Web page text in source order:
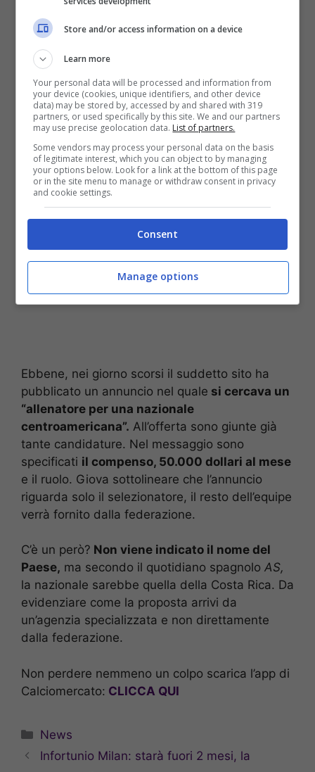
In sostanza, nessuno si avvicina alla panchina
dei Ticos. Per ovviare a questa situazione, la
federazione sta ricorrendo ad ogni mezzo,
l’avvento dei social in tal senso rappresenta
una novità importante.Un esempio arriva dal
portale spagnolo ‘FutbolJobs‘ , abituato a
mondo del calcio.
Ebbene, nei giorno scorsi il suddetto sito ha
pubblicato un annuncio nel quale si cercava un
“allenatore per una nazionale
centroamericana”. All’offerta sono giunte già
tante candidature. Nel messaggio sono
specificati il compenso, 50.000 dollari al mese
e il ruolo. Giova sottolineare che l’annuncio
riguarda solo il selezionatore, il resto dell’equipe
verrà fornito dalla federazione.
C’è un però? Non viene indicato il nome del
Paese, ma secondo il quotidiano spagnolo AS,
la nazionale sarebbe quella della Costa Rica. Da
evidenziare come la proposta arrivi da
un’agenzia specializzata e non direttamente
dalla federazione.
Non perdere nemmeno un colpo scarica l’app di
Calciomercato: CLICCA QUI
Categorie
News
Infortunio Milan: starà fuori 2 mesi, la
Store and/or access information on a device
Learn more
Your personal data will be processed and information from
your device (cookies, unique identifiers, and other device
data) may be stored by, accessed by and shared with 319
partners, or used specifically by this site. We and our partners
may use precise geolocation data. List of partners.
Some vendors may process your personal data on the basis
of legitimate interest, which you can object to by managing
your options below. Look for a link at the bottom of this page
or in the site menu to manage or withdraw consent in privacy
and cookie settings.
Consent
Manage options